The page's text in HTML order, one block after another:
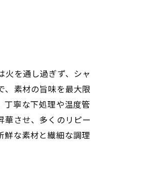
火を通し過ぎず、シャ
、素材の旨味を最大限
丁寧な下処理や温度管
華させ、多くのリピー
鮮な素材と繊細な調理